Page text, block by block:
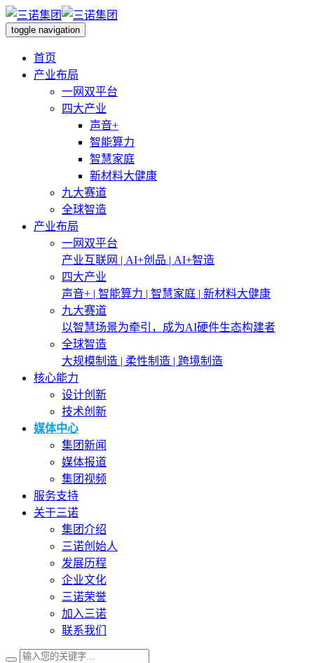
toggle navigation
首页
产业布局
一网双平台
四大产业
声音+
智能算力
智慧家庭
新材料大健康
九大赛道
全球智造
产业布局
一网双平台
产业互联网 | AI+创品 | AI+智造
四大产业
声音+ | 智能算力 | 智慧家庭 | 新材料大健康
九大赛道
以智慧场景为牵引，成为AI硬件生态构建者
全球智造
大规模制造 | 柔性制造 | 跨境制造
核心能力
设计创新
技术创新
媒体中心
集团新闻
媒体报道
集团视频
服务支持
关于三诺
集团介绍
三诺创始人
发展历程
企业文化
三诺荣誉
加入三诺
联系我们